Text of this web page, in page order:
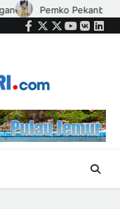
Perlengkapan
Facebook
Twitter
Instagram
Youtube
VK